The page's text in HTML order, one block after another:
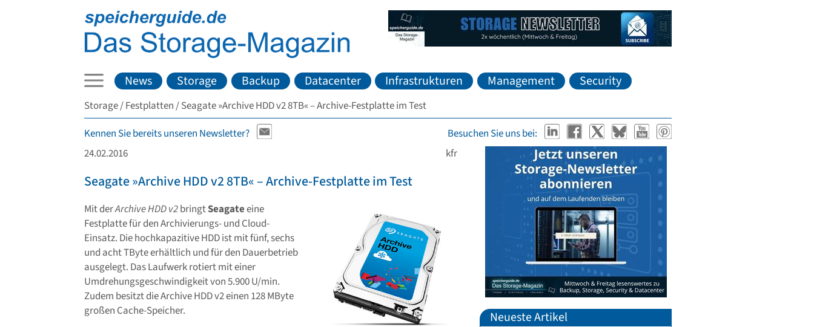
News Storage Backup Datacenter Infrastrukturen Management Security
Storage Festplatten Seagate »Archive HDD v2 8TB« – Archive-Festplatte im Test
Kennen Sie bereits unseren Newsletter?
Besuchen Sie uns bei:
24.02.2016
kfr
Seagate »Archive HDD v2 8TB« – Archive-Festplatte im Test
Mit derArchive HDD v2bringtSeagateeine
Festplatte für den Archivierungs- und Cloud-
Einsatz. Die hochkapazitive HDD ist mit fünf, sechs
und acht TByte erhältlich und für den Dauerbetrieb
ausgelegt. Das Laufwerk rotiert mit einer
Umdrehungsgeschwindigkeit von 5.900 U/min.
Zudem besitzt die Archive HDD v2 einen 128 MByte
großen Cache-Speicher.
Neueste Artikel